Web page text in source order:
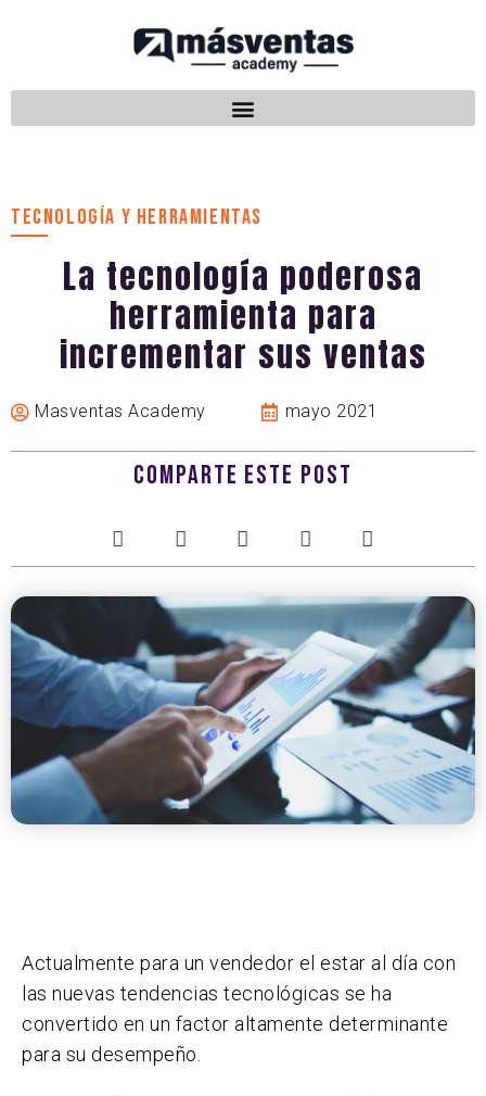
TECNOLOGÍA Y HERRAMIENTAS
La tecnología poderosa
herramienta para
incrementar sus ventas
Masventas Academy mayo 2021
COMPARTE ESTE POST
Actualmente para un vendedor el estar al día con
las nuevas tendencias tecnológicas se ha
convertido en un factor altamente determinante
para su desempeño.